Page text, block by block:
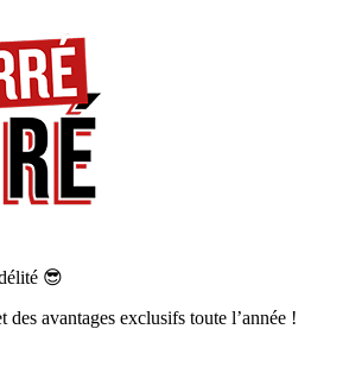
😎
avantages exclusifs toute l’année !